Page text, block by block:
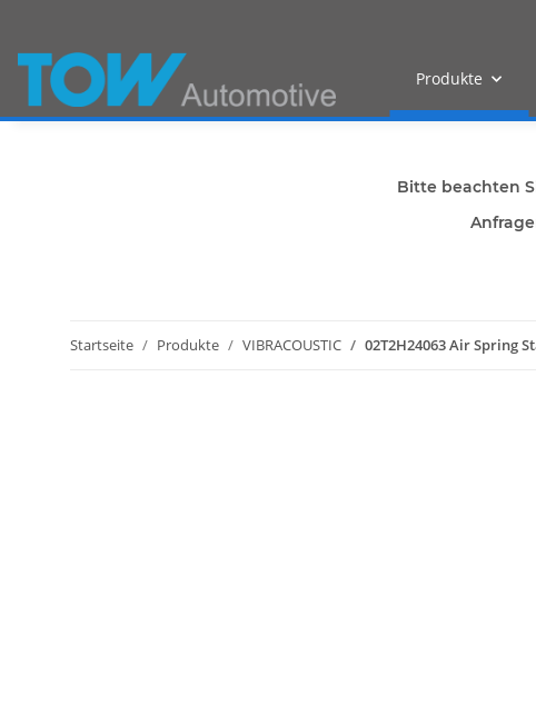
Produkte
Bitte beachten
Startseite Produkte VIBRACOUSTIC 02T2H24063 Air Spring